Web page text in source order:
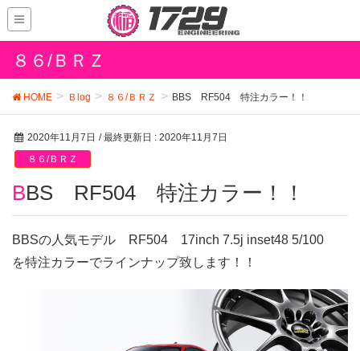
８６/ＢＲＺ
HOME Ｂlog ８６/ＢＲＺ BBS RF504 特注カラー！！
2020年11月7日 / 最終更新日 : 2020年11月7日
８６/ＢＲＺ
BBS RF504 特注カラー！！
BBSの人気モデル RF504 17inch 7.5j inset48 5/100
を特注カラーでラインナップ致します！！